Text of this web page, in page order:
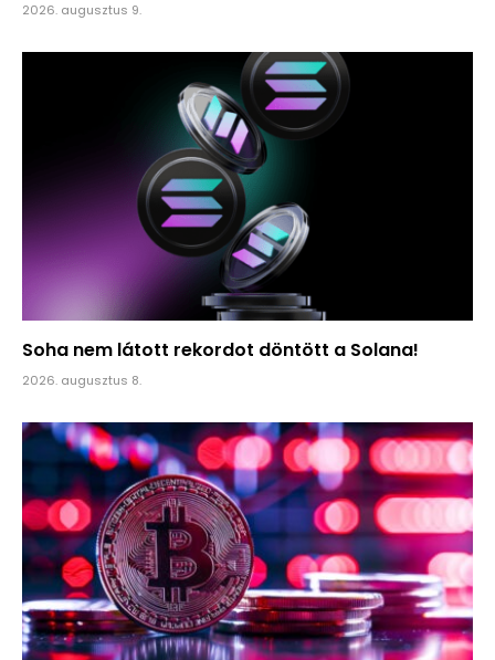
2026. augusztus 9.
Soha nem látott rekordot döntött a Solana!
2026. augusztus 8.